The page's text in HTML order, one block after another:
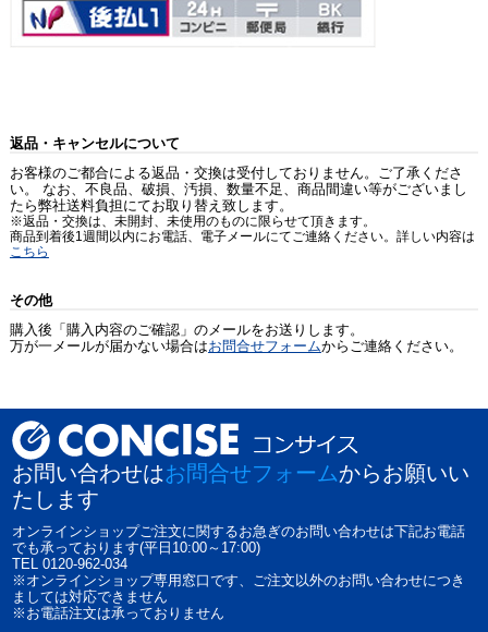
返品・キャンセルについて
お客様のご都合による返品・交換は受付しておりません。ご了承くださ
い。 なお、不良品、破損、汚損、数量不足、商品間違い等がございまし
たら弊社送料負担にてお取り替え致します。
※返品・交換は、未開封、未使用のものに限らせて頂きます。
商品到着後1週間以内にお電話、電子メールにてご連絡ください。詳しい内容は
こちら
その他
購入後「購入内容のご確認」のメールをお送りします。
万が一メールが届かない場合はお問合せフォームからご連絡ください。
お問い合わせはお問合せフォームからお願いい
たします
オンラインショップご注文に関するお急ぎのお問い合わせは下記お電話
でも承っております(平日10:00～17:00)
TEL 0120-962-034
※オンラインショップ専用窓口です、ご注文以外のお問い合わせにつき
ましては対応できません
※お電話注文は承っておりません